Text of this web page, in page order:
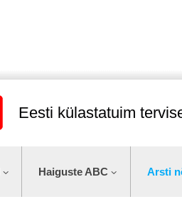
Eesti külastatuim
Haiguste ABC Arsti